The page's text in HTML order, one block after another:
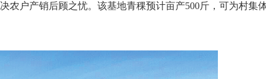
户产销后顾之忧。该基地青稞预计亩产500斤，可为村集